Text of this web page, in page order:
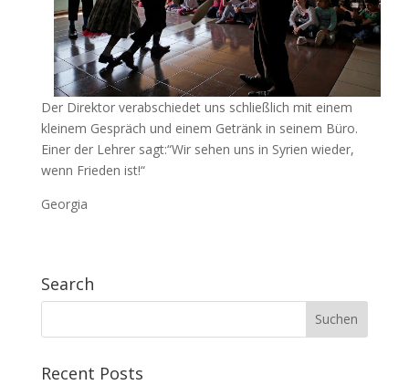
Der Direktor verabschiedet uns schließlich mit einem
kleinem Gespräch und einem Getränk in seinem Büro.
Einer der Lehrer sagt:“Wir sehen uns in Syrien wieder,
wenn Frieden ist!“
Georgia
Search
Suchen
Recent Posts